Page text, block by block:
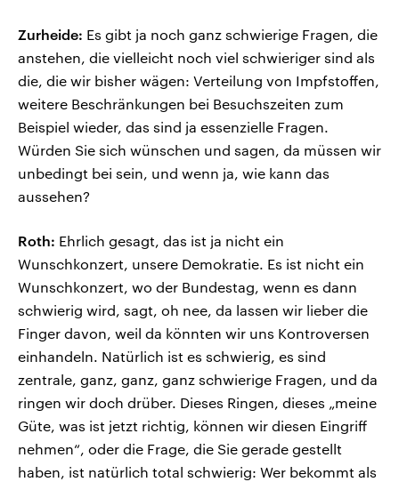
Zurheide: Es gibt ja noch ganz schwierige Fragen, die
anstehen, die vielleicht noch viel schwieriger sind als
die, die wir bisher wägen: Verteilung von Impfstoffen,
weitere Beschränkungen bei Besuchszeiten zum
Beispiel wieder, das sind ja essenzielle Fragen.
Würden Sie sich wünschen und sagen, da müssen wir
unbedingt bei sein, und wenn ja, wie kann das
aussehen?
Roth: Ehrlich gesagt, das ist ja nicht ein
Wunschkonzert, unsere Demokratie. Es ist nicht ein
Wunschkonzert, wo der Bundestag, wenn es dann
schwierig wird, sagt, oh nee, da lassen wir lieber die
Finger davon, weil da könnten wir uns Kontroversen
einhandeln. Natürlich ist es schwierig, es sind
zentrale, ganz, ganz, ganz schwierige Fragen, und da
ringen wir doch drüber. Dieses Ringen, dieses „meine
Güte, was ist jetzt richtig, können wir diesen Eingriff
nehmen“, oder die Frage, die Sie gerade gestellt
haben, ist natürlich total schwierig: Wer bekommt als